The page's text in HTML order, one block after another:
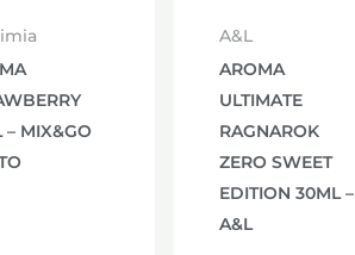
– MIX&GO
A&L
AROMA
ULTIMATE
RAGNAROK
ZERO SWEET
EDITION 30ML –
A&L